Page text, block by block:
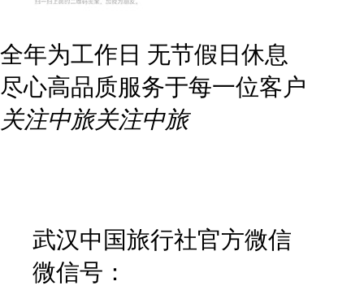
全年为工作日 无节假日休息
尽心高品质服务于每一位客户
关注中旅关注中旅
武汉中国旅行社官方微信
微信号：